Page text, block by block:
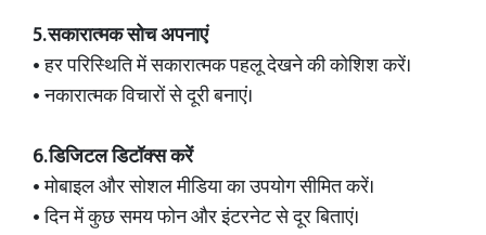
5. सकारात्मक सोच अपनाएं
• हर परिस्थिति में सकारात्मक पहलू देखने की कोशिश करें।
• नकारात्मक विचारों से दूरी बनाएं।
6. डिजिटल डिटॉक्स करें
• मोबाइल और सोशल मीडिया का उपयोग सीमित करें।
• दिन में कुछ समय फोन और इंटरनेट से दूर बिताएं।